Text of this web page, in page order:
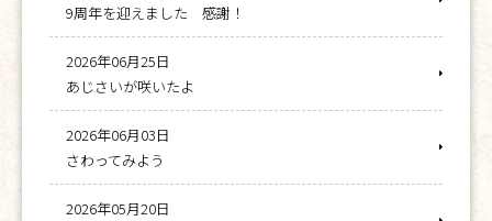
9周年を迎えました 感謝！
2026年06月25日
あじさいが咲いたよ
2026年06月03日
さわってみよう
2026年05月20日